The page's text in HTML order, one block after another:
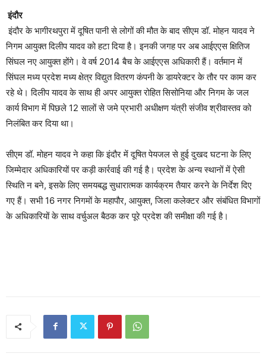
इंदौर
इंदौर के भागीरथपुरा में दूषित पानी से लोगों की मौत के बाद सीएम डॉ. मोहन यादव ने
निगम आयुक्त दिलीप यादव को हटा दिया है। इनकी जगह पर अब आईएएस क्षितिज
सिंघल नए आयुक्त होंगे। वे वर्ष 2014 बैच के आईएएस अधिकारी हैं। वर्तमान में
सिंघल मध्य प्रदेश मध्य क्षेत्र विद्युत वितरण कंपनी के डायरेक्टर के तौर पर काम कर
रहे थे। दिलीप यादव के साथ ही अपर आयुक्त रोहित सिसोनिया और निगम के जल
कार्य विभाग में पिछले 12 सालों से जमे प्रभारी अधीक्षण यंत्री संजीव श्रीवास्तव को
निलंबित कर दिया था।
सीएम डॉ. मोहन यादव ने कहा कि इंदौर में दूषित पेयजल से हुई दुखद घटना के लिए
जिम्मेदार अधिकारियों पर कड़ी कार्रवाई की गई है। प्रदेश के अन्य स्थानों में ऐसी
स्थिति न बने, इसके लिए समयबद्ध सुधारात्मक कार्यक्रम तैयार करने के निर्देश दिए
गए हैं। सभी 16 नगर निगमों के महापौर, आयुक्त, जिला कलेक्टर और संबंधित विभागों
के अधिकारियों के साथ वर्चुअल बैठक कर पूरे प्रदेश की समीक्षा की गई है।